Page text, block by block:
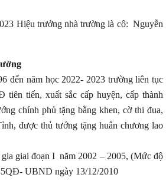
Hiệu trưởng nhà trường là cô: Nguyễn
đến năm học 2022- 2023 trường liên tục
tiên tiến, xuất sắc cấp huyện, cấp thành
chính phủ tặng bằng khen, cờ thi đua,
được thủ tướng tặng huân chương lao
giai đoạn I năm 2002 – 2005, (Mức độ
UBND ngày 13/12/2010